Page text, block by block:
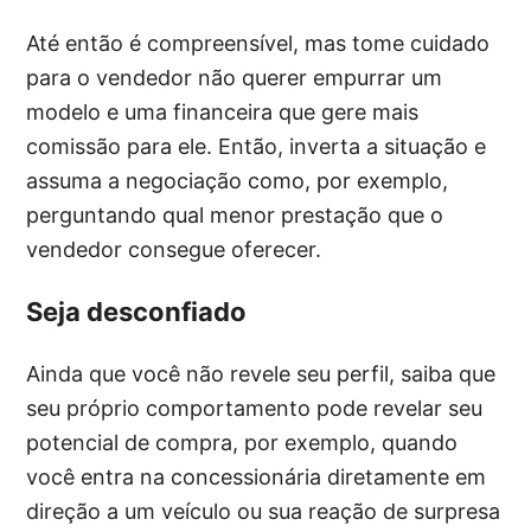
Até então é compreensível, mas tome cuidado
para o vendedor não querer empurrar um
modelo e uma financeira que gere mais
comissão para ele. Então, inverta a situação e
assuma a negociação como, por exemplo,
perguntando qual menor prestação que o
vendedor consegue oferecer.
Seja desconfiado
Ainda que você não revele seu perfil, saiba que
seu próprio comportamento pode revelar seu
potencial de compra, por exemplo, quando
você entra na concessionária diretamente em
direção a um veículo ou sua reação de surpresa